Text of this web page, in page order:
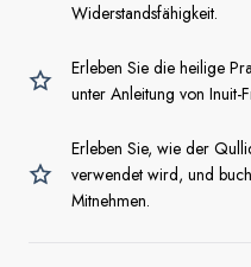
Widerstandsfähigkeit.
Erleben Sie die heilige
unter Anleitung von Inuit-
Erleben Sie, wie der
verwendet wird, und
Mitnehmen.